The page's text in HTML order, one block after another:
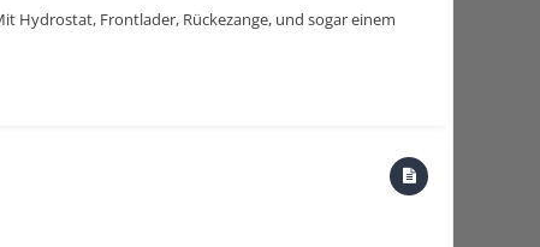
Hydrostat, Frontlader, Rückezange, und sogar einem